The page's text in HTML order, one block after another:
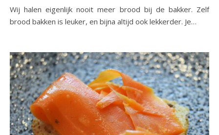
Wij halen eigenlijk nooit meer brood bij de bakker. Zelf
brood bakken is leuker, en bijna altijd ook lekkerder. Je…